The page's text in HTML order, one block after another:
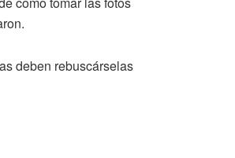
deben rebuscárselas